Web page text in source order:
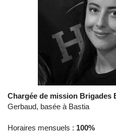
Chargée de mission Brigades
Gerbaud, basée à Bastia
Horaires mensuels : 100%